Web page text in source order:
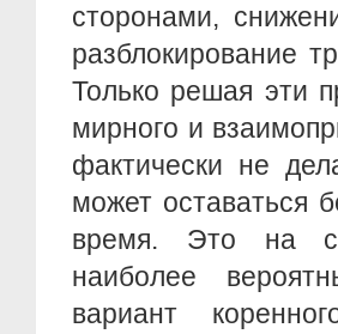
сторонами,
разблокирование
Только решая эти
мирного и
фактически не
может оставаться
время. Это на
наиболее
вариант